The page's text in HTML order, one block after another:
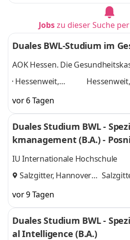
Jobszu dieser Suche
Duales BWL-Studium im
AOK Hessen. Die
Hessenweit,
Darmstadt, Kassel,
Gießen, Dieburg,
Hanau, Wiesbaden,
Marburg,
Dieburg,
und 6
vor 6 Tagen
Duales Studium BWL -
kmanagement (B.A.) -
H
IU Internationale Hochschule
Salzgitter, Hannover
vor 9 Tagen
Duales Studium BWL -
al Intelligence (B.A.)